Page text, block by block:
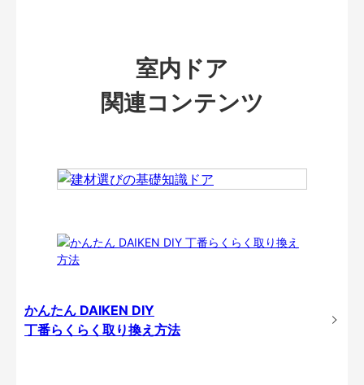
室内ドア
関連コンテンツ
かんたん DAIKEN DIY
丁番らくらく取り換え方法